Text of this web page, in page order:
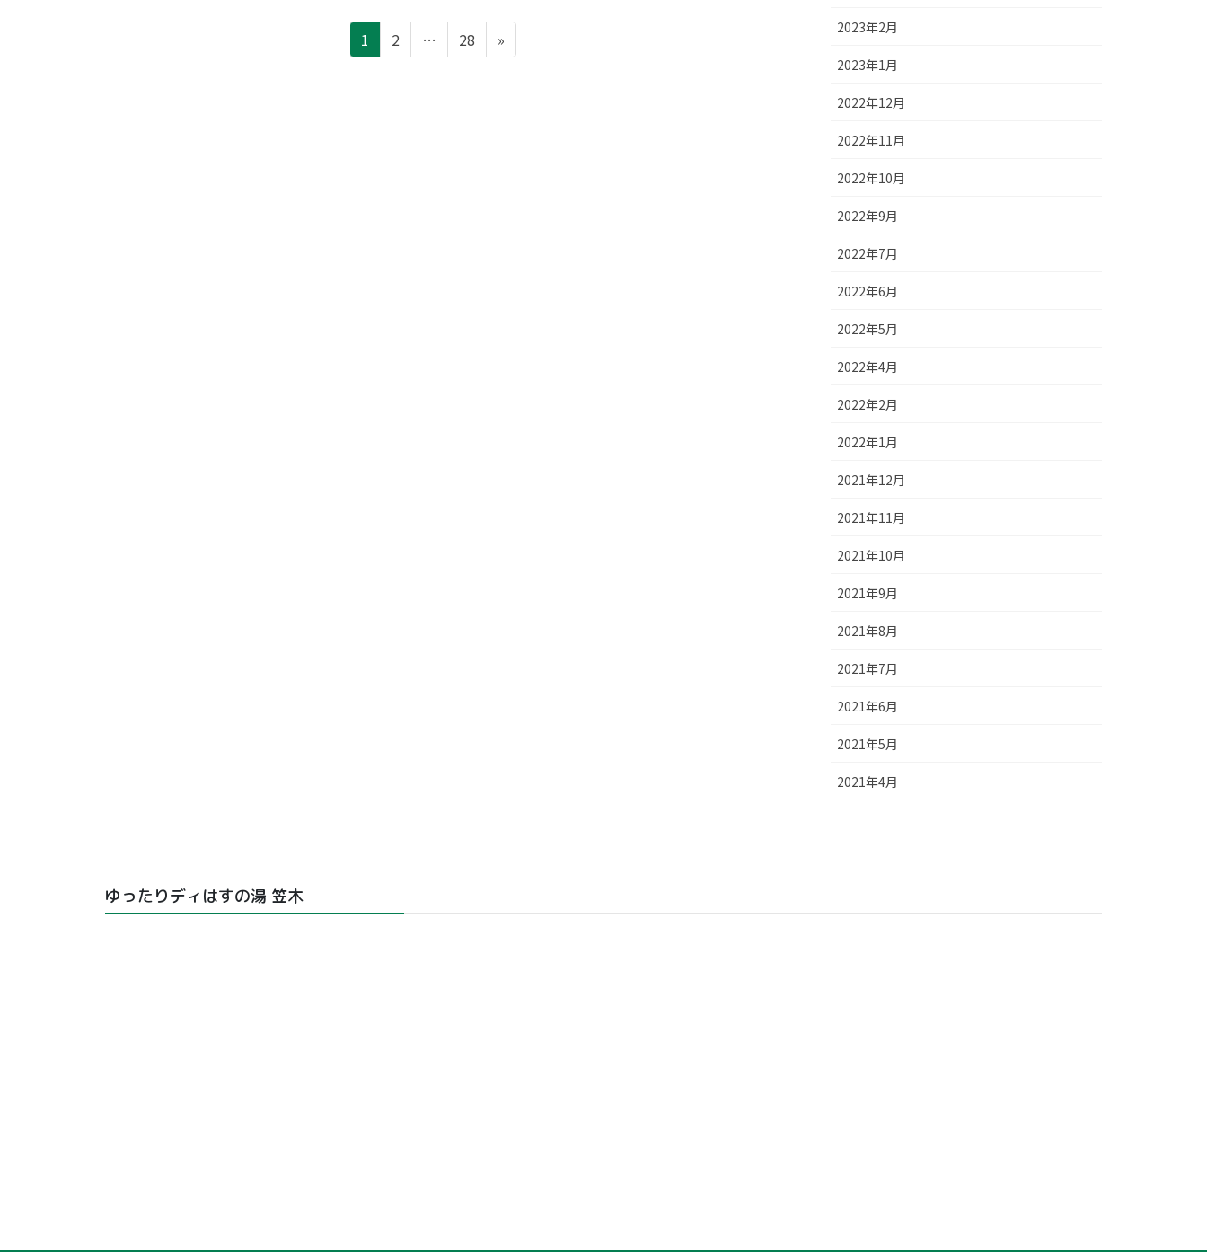
ペ
ー
1
ペ
ー
2 …
ペ
ー
28 »
2023年2月
2023年1月
2022年12月
2022年11月
2022年10月
2022年9月
2022年7月
2022年6月
2022年5月
2022年4月
2022年2月
2022年1月
2021年12月
2021年11月
2021年10月
2021年9月
2021年8月
2021年7月
2021年6月
2021年5月
2021年4月
ゆったりディはすの湯 笠木